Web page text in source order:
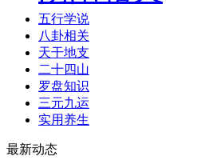
五行学说
八卦相关
天干地支
二十四山
罗盘知识
三元九运
实用养生
最新动态